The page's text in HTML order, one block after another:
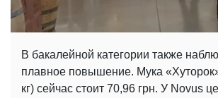
В бакалейной категории также
плавное повышение. Мука
кг) сейчас стоит 70,96 грн. У Novus